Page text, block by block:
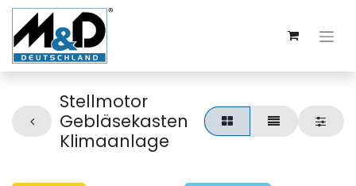
Stellmotor
Gebläsekasten
Klimaanlage